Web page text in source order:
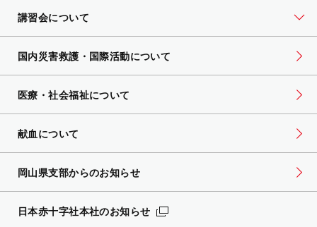
講習会について
国内災害救護・国際活動について
医療・社会福祉について
献血について
岡山県支部からのお知らせ
日本赤十字社本社のお知らせ